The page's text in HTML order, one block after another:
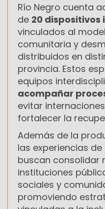
Río Negro cuenta
de 20 dispositivos
vinculados al
comunitaria y
distribuidos en
provincia. Estos
equipos
acompañar
evitar
fortalecer la
Además de la
las experiencias
buscan consolidar
instituciones
sociales y
promoviendo